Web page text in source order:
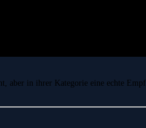
aber in ihrer Kategorie eine echte